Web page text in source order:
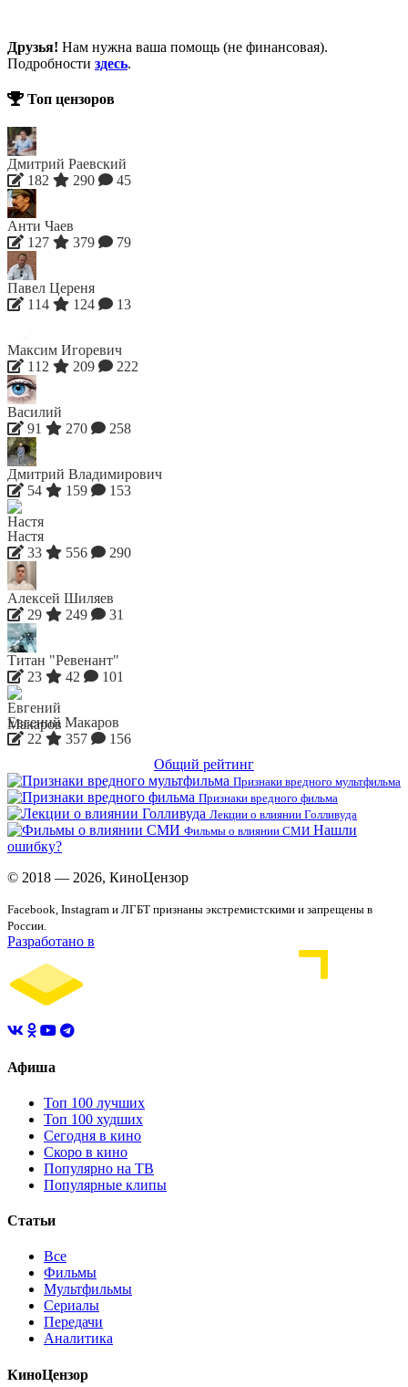
Друзья! Нам нужна ваша помощь (не финансовая).
Подробности здесь.
Топ цензоров
Дмитрий Раевский
182
290 45
Анти Чаев
127
379 79
Павел Цереня
114
124 13
Максим Игоревич
112
209 222
Василий
91
270 258
Дмитрий Владимирович
54
159 153
Настя
33
556 290
Алексей Шиляев
29
249 31
Титан "Ревенант"
23
42 101
Евгений Макаров
22
357
156
Общий рейтинг
Признаки вредного мультфильма
Признаки вредного фильма
Лекции о влиянии Голливуда
Фильмы о влиянии СМИ Нашли
ошибку?
© 2018 — 2026, КиноЦензор
Facebook, Instagram и ЛГБТ признаны экстремистскими и запрещены в
России.
Разработано в
Афиша
Топ 100 лучших
Топ 100 худших
Сегодня в кино
Скоро в кино
Популярно на ТВ
Популярные клипы
Статьи
Все
Фильмы
Мультфильмы
Сериалы
Передачи
Аналитика
КиноЦензор